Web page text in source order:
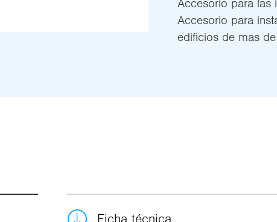
Accesorio para las
Accesorio para
edificios de mas
Ficha técnica